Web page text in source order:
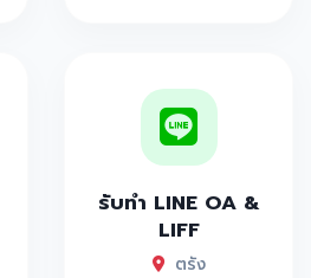
รับทำ LINE OA &
LIFF
ตรัง